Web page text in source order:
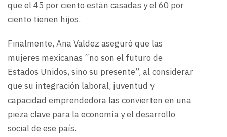
que el 45 por ciento están casadas y el 60 por
ciento tienen hijos.
Finalmente, Ana Valdez aseguró que las
mujeres mexicanas “no son el futuro de
Estados Unidos, sino su presente”, al considerar
que su integración laboral, juventud y
capacidad emprendedora las convierten en una
pieza clave para la economía y el desarrollo
social de ese país.